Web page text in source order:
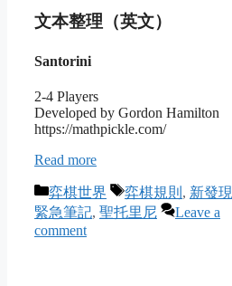
文本整理（英文）
Santorini
2-4 Players
Developed by Gordon Hamilton
https://mathpickle.com/
Read more
Categories
弈棋世界 Tags
弈棋規則 , 新發現
緊急筆記, 聖托里尼
Leave a
comment